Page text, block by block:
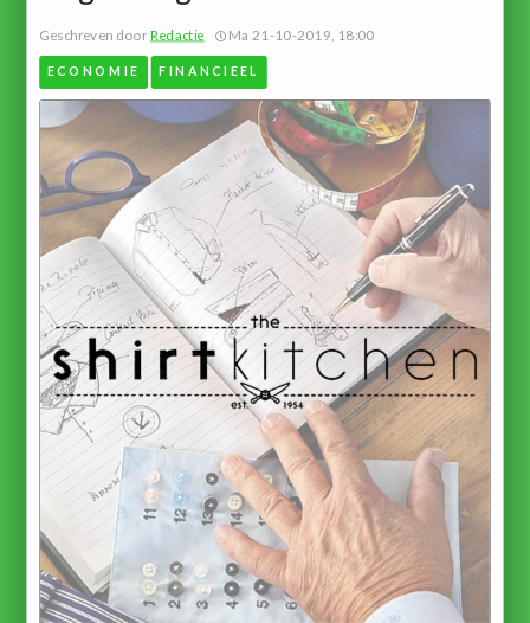
Geschreven doorRedactie Ma 21-10-2019, 18:00
ECONOMIE FINANCIEEL